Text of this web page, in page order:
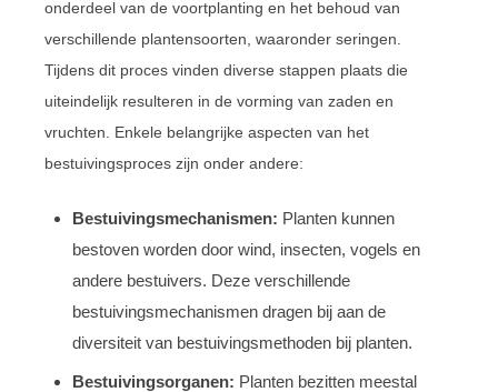
onderdeel van de voortplanting en het behoud van
verschillende plantensoorten, waaronder seringen.
Tijdens dit proces vinden diverse stappen plaats die
uiteindelijk resulteren in de vorming van zaden en
vruchten. Enkele belangrijke aspecten van het
bestuivingsproces zijn onder andere:
Bestuivingsmechanismen: Planten kunnen
bestoven worden door wind, insecten, vogels en
andere bestuivers. Deze verschillende
bestuivingsmechanismen dragen bij aan de
diversiteit van bestuivingsmethoden bij planten.
Bestuivingsorganen: Planten bezitten meestal